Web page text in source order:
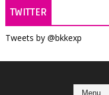
TWITTER
Tweets by @bkkexp